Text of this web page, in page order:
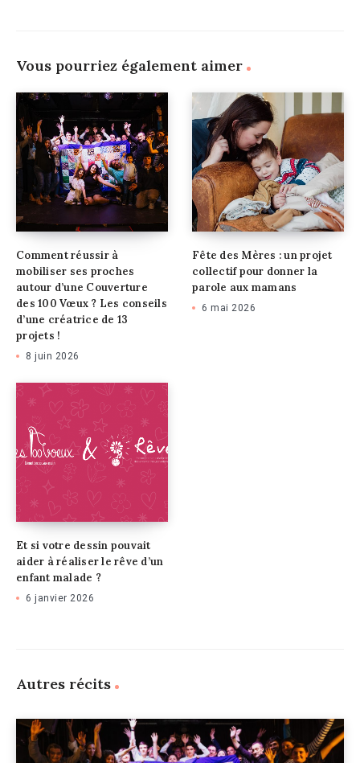
Vous pourriez également aimer
Comment réussir à
mobiliser ses proches
autour d’une Couverture
des 100 Vœux ? Les conseils
d’une créatrice de 13
projets !
8 juin 2026
Fête des Mères : un projet
collectif pour donner la
parole aux mamans
6 mai 2026
Et si votre dessin pouvait
aider à réaliser le rêve d’un
enfant malade ?
6 janvier 2026
Autres récits